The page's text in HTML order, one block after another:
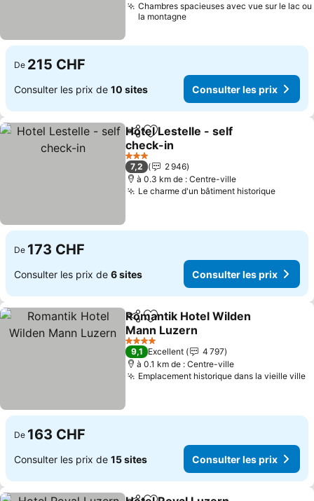
Chambres spacieuses avec vue sur le lac ou
la montagne
De 215 CHF
Consulter les prix de 10 sites Consulter les prix
PartagerAjouter à mes favoris
Hotel Lestelle - self
check-in
Consulter les prix
3 Étoiles
7,2
2 946
à 0.3 km de : Centre-ville
Le charme d'un bâtiment historique
De 173 CHF
Consulter les prix de 6 sites Consulter les prix
PartagerAjouter à mes favoris
Romantik Hotel Wilden
Mann Luzern
Consulter les prix
4 Étoiles
9,1 Excellent
4 797
à 0.1 km de : Centre-ville
Emplacement historique dans la vieille ville
De 163 CHF
Consulter les prix de 15 sites Consulter les prix